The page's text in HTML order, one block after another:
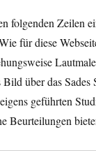
folgenden Zeilen
für diese
über das
geführten
Beurteilungen